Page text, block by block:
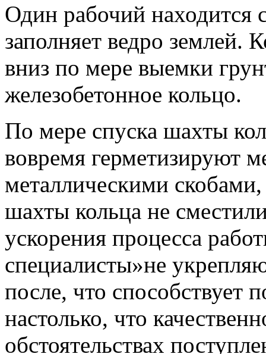
Один рабочий находится
заполняет ведро землей.
вниз по мере выемки
железобетонное кольцо.
По мере спуска шахты
вовремя герметизируют
металлическими
шахты кольца не
ускорения процесса
специалисты»не
после, что способствует
настолько, что
обстоятельствах